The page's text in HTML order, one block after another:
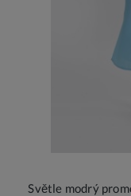
Světle modrý